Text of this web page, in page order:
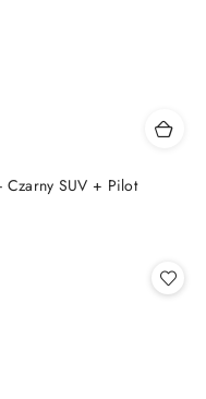
Czarny SUV + Pilot